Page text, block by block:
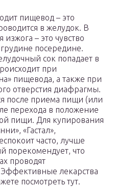
пищевод – это
в желудок. В
изжога – это чувство
посередине.
сок попадает в
при
пищевода, а также при
отверстия диафрагмы.
после приема пищи (или
перехода в положение
пищи. Для купирования
«Гастал»,
часто, лучше
порекомендует, что
проводят
лекарства
посмотреть тут.